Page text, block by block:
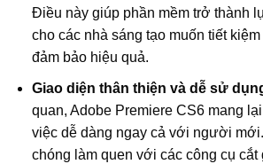
Điều này giúp phần mềm trở thành
cho các nhà sáng tạo muốn tiết
đảm bảo hiệu quả.
Giao diện thân thiện và dễ sử
quan, Adobe Premiere CS6 mang
việc dễ dàng ngay cả với người
chóng làm quen với các công cụ cắt